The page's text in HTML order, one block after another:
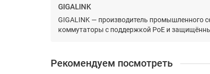
GIGALINK
GIGALINK — производитель промышленного
коммутаторы с поддержкой PoE и
Рекомендуем посмотреть